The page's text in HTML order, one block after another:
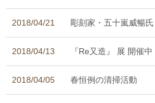
2018/04/21 彫刻家・五十嵐威暢
2018/04/13 『Re又造』 展 開催中
2018/04/05 春恒例の清掃活動